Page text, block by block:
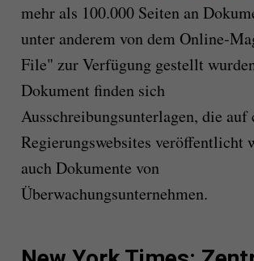
mehr als 100.000 Seiten an
unter anderem von dem Online-
File" zur Verfügung gestellt
Dokument finden sich
Ausschreibungsunterlagen, die auf
Regierungswebsites veröffentlicht
auch Dokumente von
Überwachungsunternehmen.